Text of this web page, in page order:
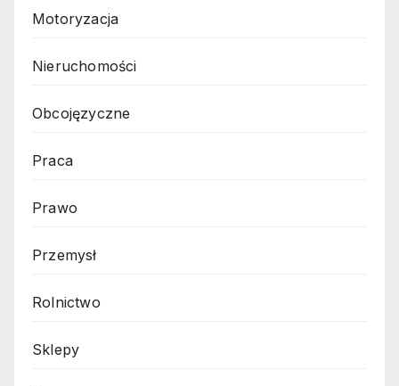
Motoryzacja
Nieruchomości
Obcojęzyczne
Praca
Prawo
Przemysł
Rolnictwo
Sklepy